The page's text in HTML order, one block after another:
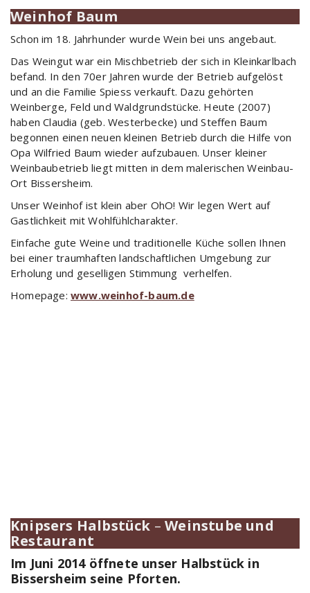
Weinhof Baum
Schon im 18. Jahrhunder wurde Wein bei uns angebaut.
Das Weingut war ein Mischbetrieb der sich in Kleinkarlbach
befand. In den 70er Jahren wurde der Betrieb aufgelöst
und an die Familie Spiess verkauft. Dazu gehörten
Weinberge, Feld und Waldgrundstücke. Heute (2007)
haben Claudia (geb. Westerbecke) und Steffen Baum
begonnen einen neuen kleinen Betrieb durch die Hilfe von
Opa Wilfried Baum wieder aufzubauen. Unser kleiner
Weinbaubetrieb liegt mitten in dem malerischen Weinbau-
Ort Bissersheim.
Unser Weinhof ist klein aber OhO! Wir legen Wert auf
Gastlichkeit mit Wohlfühlcharakter.
Einfache gute Weine und traditionelle Küche sollen Ihnen
bei einer traumhaften landschaftlichen Umgebung zur
Erholung und geselligen Stimmung verhelfen.
Homepage: www.weinhof-baum.de
Knipsers Halbstück –Weinstube und
Restaurant
Im Juni 2014 öffnete unser Halbstück in
Bissersheim seine Pforten.